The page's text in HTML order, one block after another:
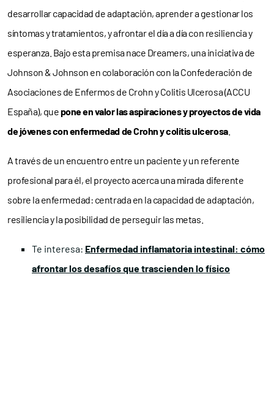
desarrollar capacidad de adaptación, aprender a gestionar los
síntomas y tratamientos, y afrontar el día a día con resiliencia y
esperanza. Bajo esta premisa nace Dreamers, una iniciativa de
Johnson & Johnson en colaboración con la Confederación de
Asociaciones de Enfermos de Crohn y Colitis Ulcerosa (ACCU
España), quepone en valor las aspiraciones y proyectos de vida
de jóvenes con enfermedad de Crohn y colitis ulcerosa.
A través de un encuentro entre un paciente y un referente
profesional para él, el proyecto acerca una mirada diferente
sobre la enfermedad: centrada en la capacidad de adaptación,
resiliencia y la posibilidad de perseguir las metas.
Te interesa: Enfermedad inflamatoria intestinal: cómo
afrontar los desafíos que trascienden lo físico